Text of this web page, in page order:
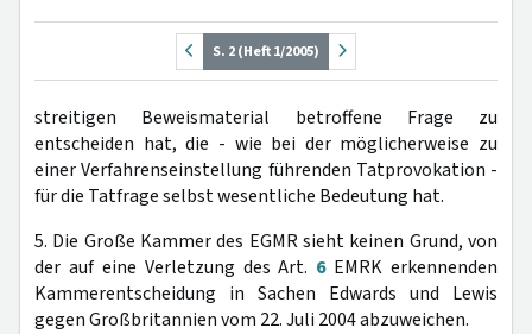
S. 2 (Heft 1/2005)
streitigen Beweismaterial betroffene Frage zu
entscheiden hat, die - wie bei der möglicherweise zu
einer Verfahrenseinstellung führenden Tatprovokation -
für die Tatfrage selbst wesentliche Bedeutung hat.
5. Die Große Kammer des EGMR sieht keinen Grund, von
der auf eine Verletzung des Art. 6EMRK erkennenden
Kammerentscheidung in Sachen Edwards und Lewis
gegen Großbritannien vom 22. Juli 2004 abzuweichen.